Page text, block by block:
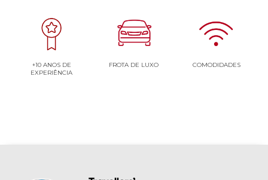
+10 ANOS DE
EXPERIÊNCIA
FROTA DE LUXO COMODIDADES